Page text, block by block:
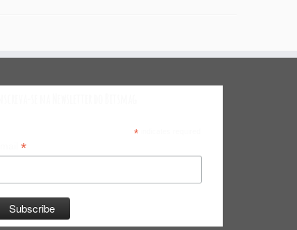
*indicates required
*